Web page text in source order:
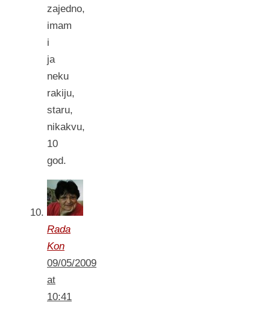
zajedno,
imam
i
ja
neku
rakiju,
staru,
nikakvu,
10
god.
Rada
Kon
09/05/2009
at
10:41